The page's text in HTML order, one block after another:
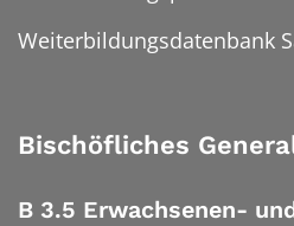
Weiterbildungsdatenbank
Bischöfliches
B 3.5 Erwachsenen-